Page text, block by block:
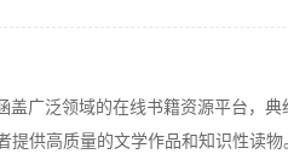
盖广泛领域的在线书籍资源平台，
提供高质量的文学作品和知识性读